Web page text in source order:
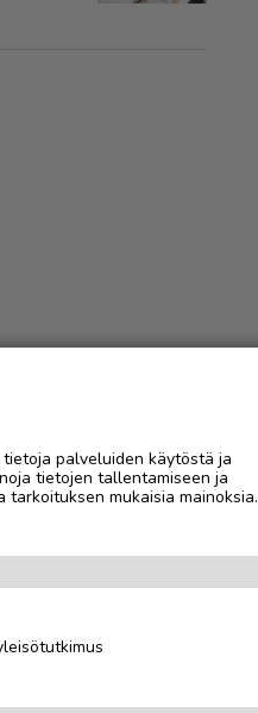
viisi
palveluiden käytöstä ja
tietojen tallentamiseen ja
mukaisia mainoksia.